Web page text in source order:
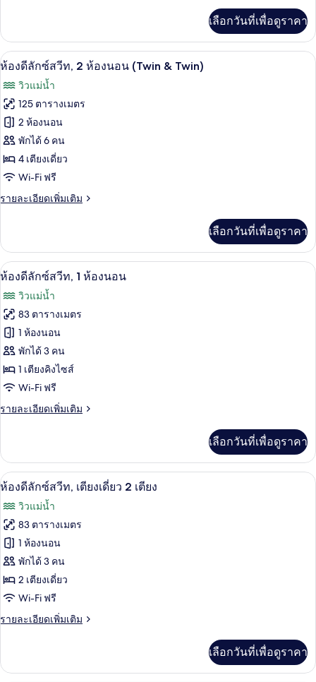
นอน
(Twin
&
Twin)
เกี่ยว
กับ
ห้อง
สวี
ท,
ห้อง
นอน
(Twin
&
Twin)
เลือกวันที่เพื่อดูราคา
เปิด
ภาพถ่าย
ทั้งหมด
ของ
ห้อง
ดี
ลัก
ซ์
2
ห้อง
นอน
(Twin
&
Twin)
เครื่องนอนระดับพรีเมียม, ผ้านวมขนเ
5
ห้องดีลักซ์สวีท, 2 ห้องนอน (Twin & Twin)
วิวแม่น้ำ
125 ตารางเมตร
2 ห้องนอน
พักได้ 6 คน
4 เตียงเดี่ยว
Wi-Fi ฟรี
รายละเอียดเพิ่มเติม
ราย
เกี่ยว
กับ
ห้อง
ลัก
ซ์
สวี
ท,
2
ห้อง
นอน
(Twin
Twin)
เลือกวันที่เพื่อดูราคา
เปิด
ภาพถ่าย
ทั้งหมด
ของ
ห้อง
ดี
ลัก
ซ์
1
ห้อง
นอน
5
ห้องดีลักซ์สวีท, 1 ห้องนอน
วิวแม่น้ำ
83 ตารางเมตร
1 ห้องนอน
พักได้ 3 คน
1 เตียงคิงไซส์
Wi-Fi ฟรี
รายละเอียดเพิ่มเติม
ราย
เกี่ยว
กับ
ห้อง
ลัก
ซ์
สวี
ท,
ห้อง
นอน
เลือกวันที่เพื่อดูราคา
เปิด
ภาพถ่าย
ทั้งหมด
ของ
ห้อง
ดี
ลัก
ซ์
เตียง
5
ห้องดีลักซ์สวีท, เตียงเดี่ยว 2 เตียง
วิวแม่น้ำ
83 ตารางเมตร
1 ห้องนอน
พักได้ 3 คน
2 เตียงเดี่ยว
Wi-Fi ฟรี
รายละเอียดเพิ่มเติม
ราย
เกี่ยว
เลือกวันที่เพื่อดูราคา